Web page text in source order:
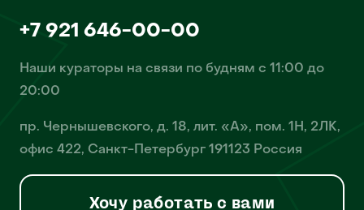
+7 921 646-00-00
Наши кураторы на связи по будням с 11:00 до
20:00
пр. Чернышевского, д. 18, лит. «А», пом. 1Н, 2ЛК,
офис 422, Санкт-Петербург 191123 Россия
Хочу работать с вами